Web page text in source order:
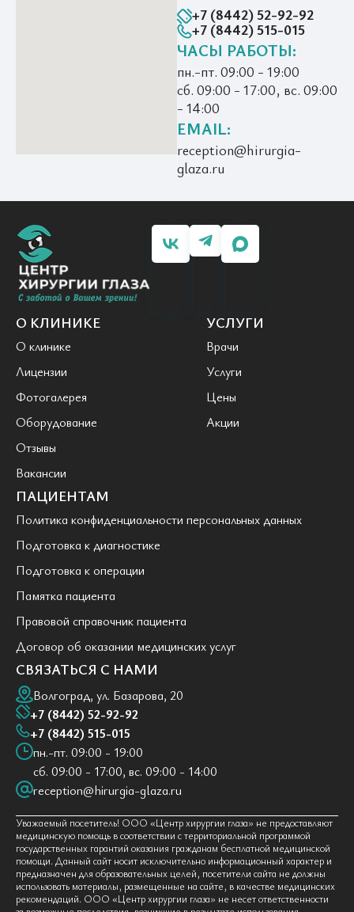
+7 (8442) 52-92-92
+7 (8442) 515-015
ЧАСЫ РАБОТЫ:
пн.-пт. 09:00 - 19:00
сб. 09:00 - 17:00, вс. 09:00
- 14:00
EMAIL:
reception@hirurgia-
glaza.ru
О КЛИНИКЕ
О клинике
Лицензии
Фотогалерея
Оборудование
Отзывы
Вакансии
УСЛУГИ
Врачи
Услуги
Цены
Акции
ПАЦИЕНТАМ
Политика конфиденциальности персональных данных
Подготовка к диагностике
Подготовка к операции
Памятка пациента
Правовой справочник пациента
Договор об оказании медицинских услуг
СВЯЗАТЬСЯ С НАМИ
Волгоград, ул. Базарова, 20
+7 (8442) 52-92-92
+7 (8442) 515-015
пн.-пт. 09:00 - 19:00
сб. 09:00 - 17:00, вс. 09:00 - 14:00
reception@hirurgia-glaza.ru
Уважаемый посетитель! ООО «Центр хирургии глаза» не предоставляют
медицинскую помощь в соответствии с территориальной программой
государственных гарантий оказания гражданам бесплатной медицинской
помощи. Данный сайт носит исключительно информационный характер и
предназначен для образовательных целей, посетители сайта не должны
использовать материалы, размещенные на сайте, в качестве медицинских
рекомендаций. ООО «Центр хирургии глаза» не несет ответственности